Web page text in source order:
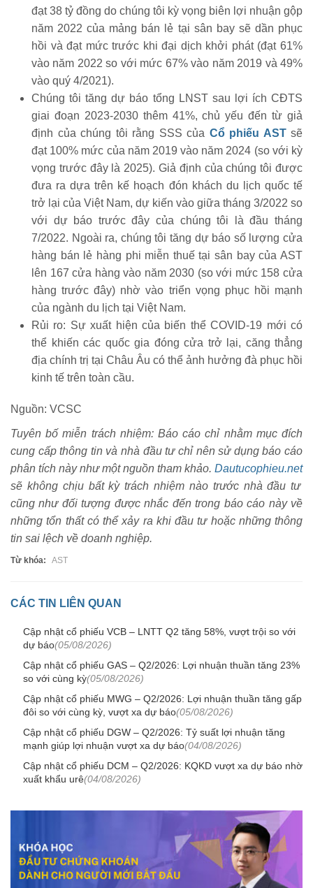
đạt 38 tỷ đồng do chúng tôi kỳ vọng biên lợi nhuận gộp
năm 2022 của mảng bán lẻ tại sân bay sẽ dần phục
hồi và đạt mức trước khi đại dịch khởi phát (đạt 61%
vào năm 2022 so với mức 67% vào năm 2019 và 49%
vào quý 4/2021).
Chúng tôi tăng dự báo tổng LNST sau lợi ích CĐTS
giai đoạn 2023-2030 thêm 41%, chủ yếu đến từ giả
định của chúng tôi rằng SSS của Cổ phiếu ASTsẽ
đạt 100% mức của năm 2019 vào năm 2024 (so với kỳ
vọng trước đây là 2025). Giả định của chúng tôi được
đưa ra dựa trên kế hoạch đón khách du lịch quốc tế
trở lại của Việt Nam, dự kiến vào giữa tháng 3/2022 so
với dự báo trước đây của chúng tôi là đầu tháng
7/2022. Ngoài ra, chúng tôi tăng dự báo số lượng cửa
hàng bán lẻ hàng phi miễn thuế tại sân bay của AST
lên 167 cửa hàng vào năm 2030 (so với mức 158 cửa
hàng trước đây) nhờ vào triển vọng phục hồi mạnh
của ngành du lịch tại Việt Nam.
Rủi ro: Sự xuất hiện của biến thể COVID-19 mới có
thể khiến các quốc gia đóng cửa trở lại, căng thẳng
địa chính trị tại Châu Âu có thể ảnh hưởng đà phục hồi
kinh tế trên toàn cầu.
Nguồn: VCSC
Tuyên bố miễn trách nhiệm: Báo cáo chỉ nhằm mục đích
cung cấp thông tin và nhà đầu tư chỉ nên sử dụng báo cáo
phân tích này như một nguồn tham khảo. Dautucophieu.net
sẽ không chịu bất kỳ trách nhiệm nào trước nhà đầu tư
cũng như đối tượng được nhắc đến trong báo cáo này về
những tổn thất có thể xảy ra khi đầu tư hoặc những thông
tin sai lệch về doanh nghiệp.
Từ khóa: AST
CÁC TIN LIÊN QUAN
Cập nhật cổ phiếu VCB – LNTT Q2 tăng 58%, vượt trội so với
dự báo(05/08/2026)
Cập nhật cổ phiếu GAS – Q2/2026: Lợi nhuận thuần tăng 23%
so với cùng kỳ(05/08/2026)
Cập nhật cổ phiếu MWG – Q2/2026: Lợi nhuận thuần tăng gấp
đôi so với cùng kỳ, vượt xa dự báo(05/08/2026)
Cập nhật cổ phiếu DGW – Q2/2026: Tỷ suất lợi nhuận tăng
mạnh giúp lợi nhuận vượt xa dự báo(04/08/2026)
Cập nhật cổ phiếu DCM – Q2/2026: KQKD vượt xa dự báo nhờ
xuất khẩu urê(04/08/2026)